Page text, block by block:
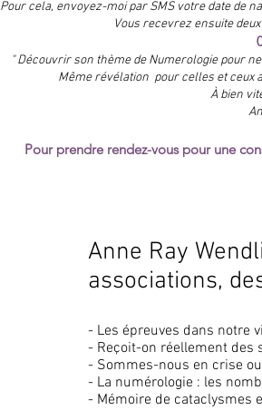
Pour cela, envoyez-moi par SMS votre date de
Vous recevrez ensuite
" Découvrir son thème de Numerologie pour
Même révélation pour celles et ceux
À bien
Pour prendre rendez-vous pour une
Anne Ray
associations,
- Les épreuves dans notre
- Reçoit-on réellement des
- Sommes-nous en crise
- La numérologie : les
- Mémoire de cataclysmes